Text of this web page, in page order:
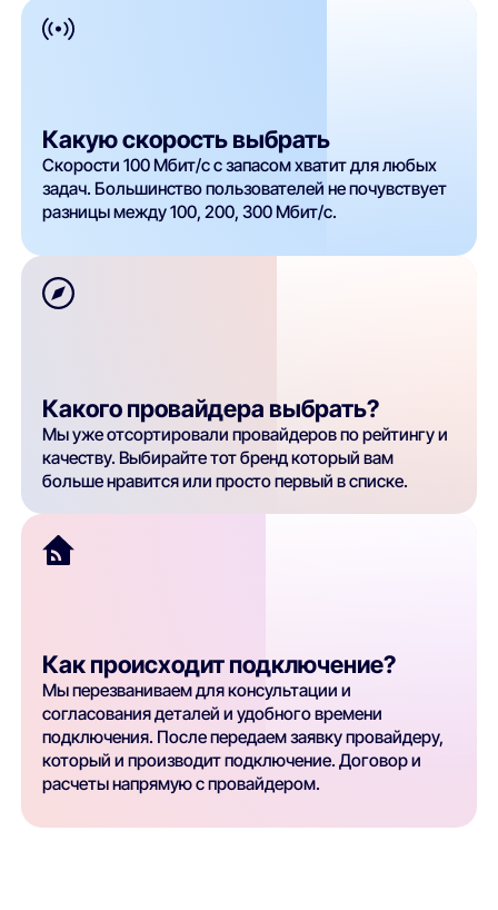
Какую скорость выбрать
Скорости 100 Мбит/с с запасом хватит для любых
задач. Большинство пользователей не почувствует
разницы между 100, 200, 300 Мбит/с.
Какого провайдера выбрать?
Мы уже отсортировали провайдеров по рейтингу и
качеству. Выбирайте тот бренд который вам
больше нравится или просто первый в списке.
Как происходит подключение?
Мы перезваниваем для консультации и
согласования деталей и удобного времени
подключения. После передаем заявку провайдеру,
который и производит подключение. Договор и
расчеты напрямую с провайдером.